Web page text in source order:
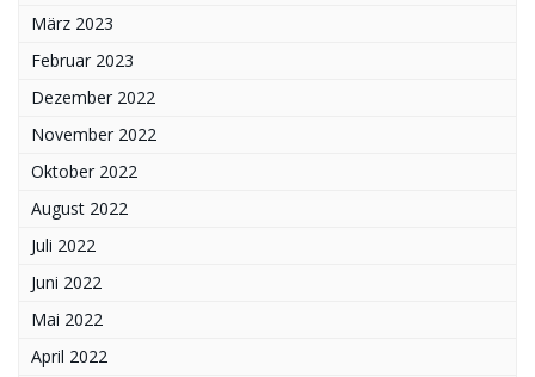
März 2023
Februar 2023
Dezember 2022
November 2022
Oktober 2022
August 2022
Juli 2022
Juni 2022
Mai 2022
April 2022